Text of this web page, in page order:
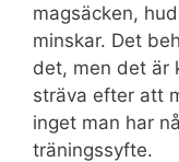
magsäcken,
minskar. Det
det, men det är
sträva efter att
inget man har
träningssyfte.